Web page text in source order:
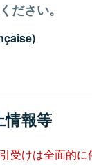
ださい。
情報等
受けは全面的に